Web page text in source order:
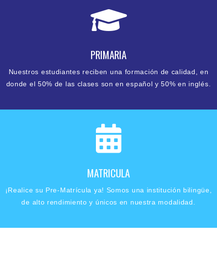
PRIMARIA
Nuestros estudiantes reciben una formación de calidad, en
donde el 50% de las clases son en español y 50% en inglés.
MATRICULA
¡Realice su Pre-Matrícula ya! Somos una institución bilingüe,
de alto rendimiento y únicos en nuestra modalidad.